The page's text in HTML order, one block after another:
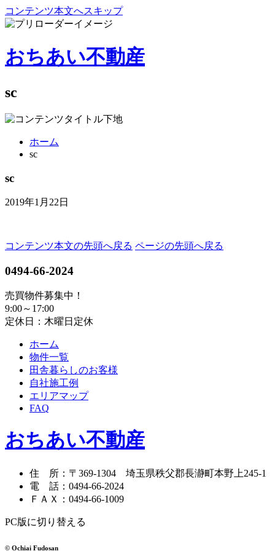
コンテンツ本文へスキップ
おちあい不動産
sc
ホーム
sc
sc
2019年1月22日
コンテンツ本文の先頭へ戻る ページの先頭へ戻る
0494-66-2024
売買物件募集中！
9:00～17:00
定休日：木曜日定休
ホーム
物件一覧
田舎暮らしのお客様
自社施工例
エリアマップ
FAQ
おちあい不動産
住 所 ： 〒369-1304 埼玉県秩父郡長瀞町本野上245-1
電 話 ： 0494-66-2024
ＦＡＸ
： 0494-66-1009
PC版に切り替える
© Ochiai Fudosan